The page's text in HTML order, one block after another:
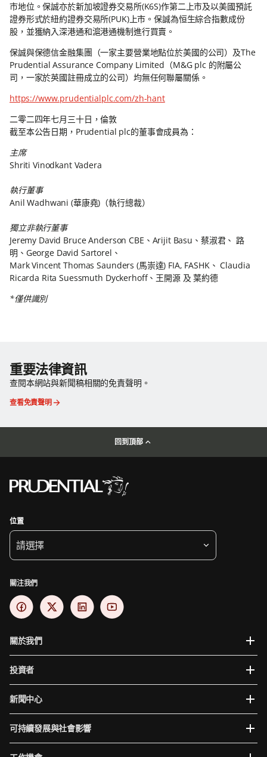
市地位。保誠亦於新加坡證券交易所(K6S)作第二上市及以美國預託
證券形式於紐約證券交易所(PUK)上市。保誠為恒生綜合指數成份
股，並獲納入深港通和滬港通機制進行買賣。
保誠與保德信金融集團（一家主要營業地點位於美國的公司）及The
Prudential Assurance Company Limited（M&G plc 的附屬公
司，一家於英國註冊成立的公司）均無任何聯屬關係。
https://www.prudentialplc.com/zh-hant
二零二四年七月三十日，倫敦
截至本公告日期，Prudential plc的董事會成員為：
主席
Shriti Vinodkant Vadera
執行董事
Anil Wadhwani (華康堯)（執行總裁）
獨立非執行董事
Jeremy David Bruce Anderson CBE、Arijit Basu、蔡淑君、 路
明、George David Sartorel、
Mark Vincent Thomas Saunders (馬崇達) FIA, FASHK、 Claudia
Ricarda Rita Suessmuth Dyckerhoff、王開源 及 葉約德
*僅供識別
重要法律資訊
查閱本網站與新聞稿相關的免責聲明。
查看免責聲明
回到頂部
位置
請選擇
關注我們
關於我們
投資者
新聞中心
可持續發展與社會影響